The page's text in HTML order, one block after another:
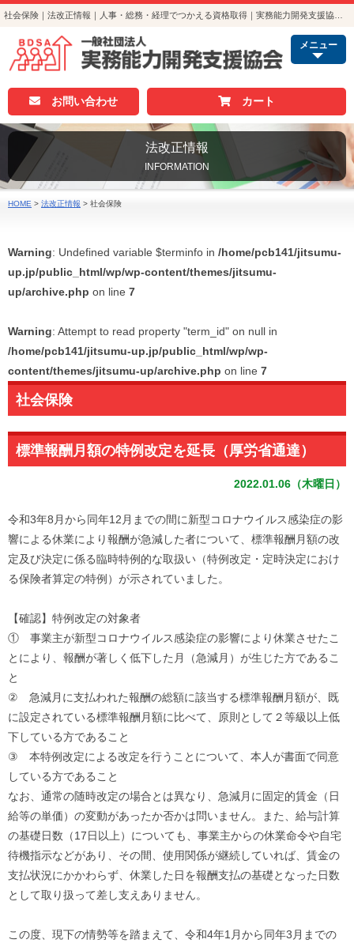
メニュー
お問い合わせ カート
法改正情報
INFORMATION
HOME > 法改正情報 > 社会保険
Warning: Undefined variable $terminfo in /home/pcb141/jitsumu-
up.jp/public_html/wp/wp-content/themes/jitsumu-
up/archive.php on line 7
Warning: Attempt to read property "term_id" on null in
/home/pcb141/jitsumu-up.jp/public_html/wp/wp-
content/themes/jitsumu-up/archive.php on line 7
社会保険
標準報酬月額の特例改定を延長（厚労省通達）
2022.01.06（木曜日）
令和3年8月から同年12月までの間に新型コロナウイルス感染症の影
響による休業により報酬が急減した者について、 標準報酬月額の改
定及び決定に係る臨時特例的な取扱い（特例改定・定時決定におけ
る保険者算定の特例） が示されていました。
【確認】特例改定の対象者
① 事業主が新型コロナウイルス感染症の影響により休業させたこ
とにより、報酬が著しく低下した月（急減月）が生じた方であるこ
と
② 急減月に支払われた報酬の総額に該当する標準報酬月額が、
既
に設定されている標準報酬月額に比べて、 原則として２等級以上低
下している方であること
③ 本特例改定による改定を行うことについて、 本人が書面で同意
している方であること
なお、通常の随時改定の場合とは異なり、急減月に固定的賃金（ 日
給等の単価）の変動があったか否かは問いません。また、 給与計算
の基礎日数（17日以上）についても、 事業主からの休業命令や自宅
待機指示などがあり、その間、 使用関係が継続していれば、賃金の
支払状況にかかわらず、 休業した日を報酬支払の基礎となった日数
として取り扱って差し支えありません。
この度、現下の情勢等を踏まえて、令和4年1月から同年3月までの